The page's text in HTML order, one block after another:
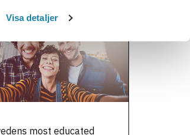
Visa detaljer
most educated